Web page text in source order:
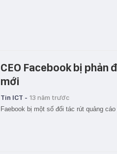
CEO Facebook bị phản
mới
Tin ICT - 13 năm trước
Faebook bị một số đối tác rút quảng cáo